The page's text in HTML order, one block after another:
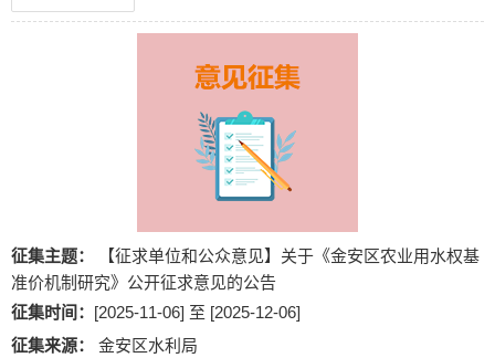
征集主题：
【征求单位和公众意见】关于《金安区农业用水权基
准价机制研究》公开征求意见的公告
征集时间： [2025-11-06] 至 [2025-12-06]
征集来源：
金安区水利局